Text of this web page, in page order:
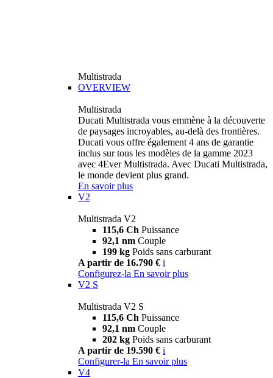
Multistrada
OVERVIEW
Multistrada
Ducati Multistrada vous emmène à la découverte
de paysages incroyables, au-delà des frontières.
Ducati vous offre également 4 ans de garantie
inclus sur tous les modèles de la gamme 2023
avec 4Ever Multistrada. Avec Ducati Multistrada,
le monde devient plus grand.
En savoir plus
V2
Multistrada V2
115,6 Ch Puissance
92,1 nm Couple
199 kg Poids sans carburant
A partir de 16.790 € i
Configurez-la En savoir plus
V2 S
Multistrada V2 S
115,6 Ch Puissance
92,1 nm Couple
202 kg Poids sans carburant
A partir de 19.590 € i
Configurer-la En savoir plus
V4